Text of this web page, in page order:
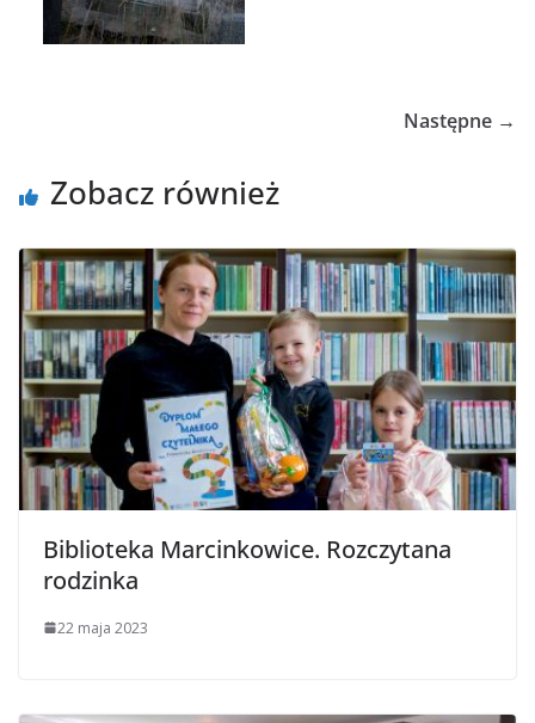
Następne →
Zobacz również
Biblioteka Marcinkowice. Rozczytana
rodzinka
22 maja 2023